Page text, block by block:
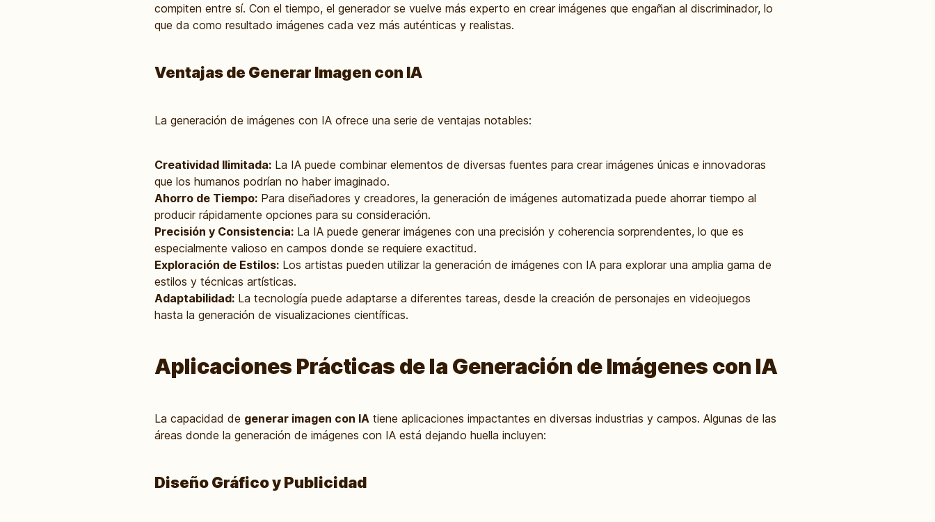
compiten entre sí. Con el tiempo, el generador se vuelve más experto en crear imágenes que engañan al discriminador, lo
que da como resultado imágenes cada vez más auténticas y realistas.
Ventajas de Generar Imagen con IA
La generación de imágenes con IA ofrece una serie de ventajas notables:
Creatividad Ilimitada: La IA puede combinar elementos de diversas fuentes para crear imágenes únicas e innovadoras
que los humanos podrían no haber imaginado.
Ahorro de Tiempo: Para diseñadores y creadores, la generación de imágenes automatizada puede ahorrar tiempo al
producir rápidamente opciones para su consideración.
Precisión y Consistencia: La IA puede generar imágenes con una precisión y coherencia sorprendentes, lo que es
especialmente valioso en campos donde se requiere exactitud.
Exploración de Estilos: Los artistas pueden utilizar la generación de imágenes con IA para explorar una amplia gama de
estilos y técnicas artísticas.
Adaptabilidad: La tecnología puede adaptarse a diferentes tareas, desde la creación de personajes en videojuegos
hasta la generación de visualizaciones científicas.
Aplicaciones Prácticas de la Generación de Imágenes con IA
La capacidad de generar imagen con IA tiene aplicaciones impactantes en diversas industrias y campos. Algunas de las
áreas donde la generación de imágenes con IA está dejando huella incluyen:
Diseño Gráfico y Publicidad